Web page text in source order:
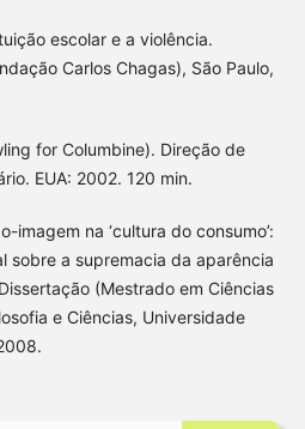
escolar e a violência.
Carlos Chagas), São Paulo,
for Columbine). Direção de
EUA: 2002. 120 min.
imagem na ‘cultura do consumo’:
sobre a supremacia da aparência
(Mestrado em Ciências
e Ciências, Universidade